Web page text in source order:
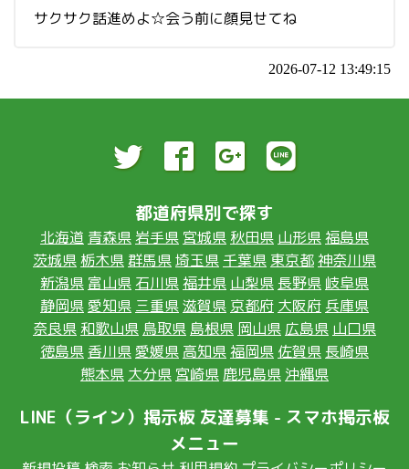
サクサク話進めよ☆会う前に顔見せてね
2026-07-12 13:49:15
都道府県別で探す
北海道 青森県 岩手県 宮城県 秋田県 山形県福島県
茨城県 栃木県群馬県埼玉県 千葉県 東京都神奈川県
新潟県 富山県 石川県福井県 山梨県 長野県 岐阜県
静岡県愛知県 三重県滋賀県 京都府 大阪府 兵庫県
奈良県 和歌山県 鳥取県 島根県 岡山県 広島県 山口県
徳島県 香川県愛媛県 高知県福岡県 佐賀県 長崎県
熊本県 大分県 宮崎県 鹿児島県 沖縄県
LINE（ライン）掲示板 友達募集 - スマホ掲示板
メニュー